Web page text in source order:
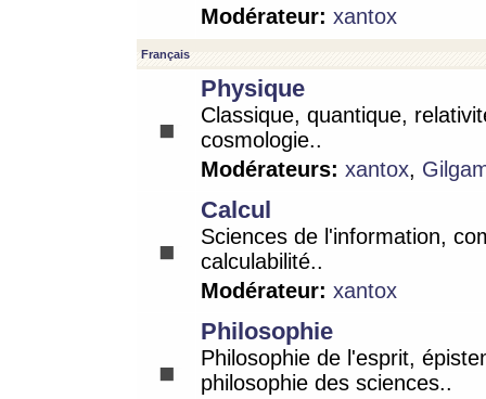
Modérateur: xantox
Français
Physique
Classique, quantique,
cosmologie..
Modérateurs: xantox,
Calcul
Sciences de l'information,
calculabilité..
Modérateur: xantox
Philosophie
Philosophie de l'esprit,
philosophie des sciences..